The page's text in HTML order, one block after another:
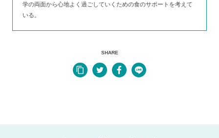
学の両面から心地よく過ごしていくための食のサポートを考えて
いる。
SHARE